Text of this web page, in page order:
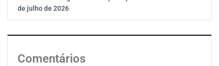
de julho de 2026
Comentários